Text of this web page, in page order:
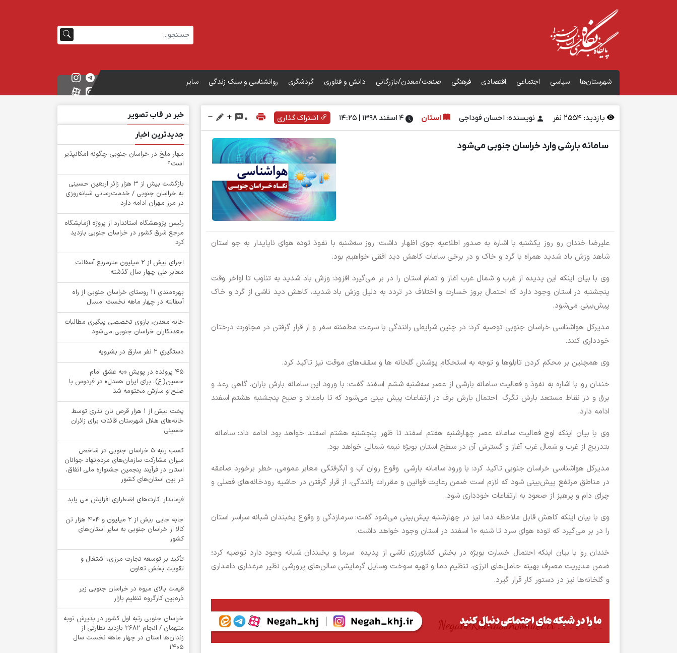
شهرستان‌ها سیاسی اجتماعی اقتصادی فرهنگی صنعت/معدن/بازرگانی دانش و فناوری گردشگری روانشناسی و سبک زندگی سایر
بازدید: نفر نویسنده: احسان فوداجی استان اشتراک گذاری 0
سامانه بارشی وارد خراسان جنوبی می‌شود
علیرضا خندان رو روز یکشنبه با اشاره به صدور اطلاعیه جوی اظهار داشت: روز سه‌شنبه با نفوذ توده هوای ناپایدار به جو استان
شاهد وزش باد شدید همراه با گرد و خاک و در برخی ساعات کاهش دید افقی خواهیم بود.
وی با بیان اینکه این پدیده از غرب و شمال غرب آغاز و تمام استان را در بر می‌گیرد افزود: وزش باد شدید به تناوب تا اواخر وقت
پنجشنبه در استان وجود دارد که احتمال بروز خسارت و اختلاف در تردد به دلیل وزش باد شدید، کاهش دید ناشی از گرد و خاک
پیش‌بینی می‌شود.
مدیرکل هواشناسی خراسان جنوبی توصیه کرد: در چنین شرایطی رانندگی با سرعت مطمئنه سفر و از قرار گرفتن در مجاورت درختان
خودداری کنند.
وی همچنین بر محکم کردن تابلوها و توجه به استحکام پوشش گلخانه ها و سقف‌های موقت نیز تاکید کرد.
خندان رو با اشاره به نفوذ و فعالیت سامانه بارشی از عصر سه‌شنبه ششم اسفند گفت: با ورود این سامانه بارش باران، گاهی رعد و
برق و در نقاط مستعد بارش تگرگ احتمال بارش برف در ارتفاعات پیش بینی می‌شود که تا بامداد و صبح پنجشنبه هشتم اسفند
ادامه دارد.
وی با بیان اینکه اوج فعالیت سامانه عصر چهارشنبه هفتم اسفند تا ظهر پنجشنبه هشتم اسفند خواهد بود ادامه داد: سامانه
بتدریج از غرب و شمال غرب آغاز و گسترش آن در سطح استان بویژه نیمه شمالی خواهد بود.
مدیرکل هواشناسی خراسان جنوبی تاکید کرد: با ورود سامانه بارشی وقوع روان آب و آبگرفتگی معابر عمومی، خطر برخورد صاعقه
در مناطق مرتفع پیش‌بینی شود که لازم است ضمن رعایت قوانین و مقررات رانندگی، از قرار گرفتن در حاشیه رودخانه‌های فصلی و
چرای دام و پرهیز از صعود به ارتفاعات خودداری شود.
وی با بیان اینکه کاهش قابل ملاحظه دما نیز در چهارشنبه پیش‌بینی می‌شود گفت: سرمازدگی و وقوع یخبندان شبانه سراسر استان
را در بر می‌گیرد که توده هوای سرد تا شنبه ۱۰ اسفند در استان وجود خواهد داشت.
خندان رو با بیان اینکه احتمال خسارت بویژه در بخش کشاورزی ناشی از پدیده سرما و یخبندان شبانه وجود دارد توصیه کرد؛
ضمن مدیریت مصرف بهینه حامل‌های انرژی، تنظیم دما و تهیه سوخت وسایل گرمایشی سالن‌های پرورشی نظیر مرغداری دامداری
و گلخانه‌ها نیز در دستور کار قرار گیرد.
خبر در قاب تصویر
جدیدترین اخبار
‌مهار ملخ در خراسان جنوبی چگونه امکانپذیر
است؟
بازگشت بیش از ۳ هزار زائر اربعین حسینی
به خراسان جنوبی / خدمت‌رسانی شبانه‌روزی
در مرز مهران ادامه دارد
رئیس پژوهشگاه استاندارد از پروژه آزمایشگاه
مرجع شرق کشور در خراسان جنوبی بازدید
کرد
اجرای بیش از ۲ میلیون مترمربع آسفالت
معابر طی چهار سال گذشته
بهره‌مندی ۱۱ روستای خراسان جنوبی از راه
آسفالته در چهار ماهه نخست امسال
خانه معدن، بازوی تخصصی پیگیری مطالبات
معدنکاران خراسان جنوبی می‌شود
دستگيري 2 نفر سارق در بشرويه
۴۵ پرونده در پویش «به عشق امام
حسین(ع)، برای ایران همدل» در فردوس با
صلح و سازش مختومه شد
پخت بیش از 1 هزار قرص نان نذری توسط
خانه‌های هلال شهرستان قائنات برای زائران
حسینی
کسب رتبه ۵ خراسان جنوبی در شاخص
میزان مشارکت سازمان‌های مردم‌نهاد جوانان
استان در فرآیند پنجمین جشنواره ملی اتفاق،
در بین استان‌های کشور
فرماندار: کارت‌های اضطراری افزایش می یابد
جابه جایی بیش از 2 میلیون و 404 هزار تن
کالا از خراسان جنوبی به سایر استان‌های
کشور
تأکید بر توسعه تجارت مرزی، اشتغال و
تقویت بخش تعاون
قیمت بالای میوه در خراسان جنوبی زیر
ذره‌بین کارگروه تنظیم بازار
خراسان جنوبی رتبه اول کشور در پذیرش توبه
متهمان / انجام ۲۶۸۲ بازدید نظارتی از
زندان‌ها استان در چهار ماهه نخست سال
1405